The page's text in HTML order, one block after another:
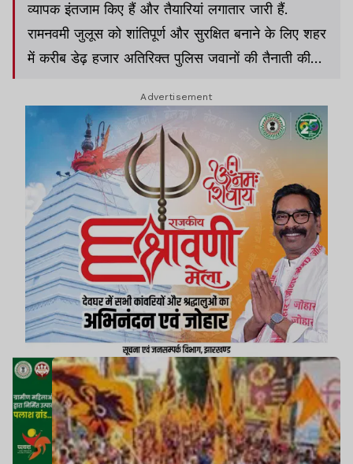
व्यापक इंतजाम किए हैं और तैयारियां लगातार जारी हैं.
रामनवमी जुलूस को शांतिपूर्ण और सुरक्षित बनाने के लिए शहर
में करीब डेढ़ हजार अतिरिक्त पुलिस जवानों की तैनाती की
Advertisement